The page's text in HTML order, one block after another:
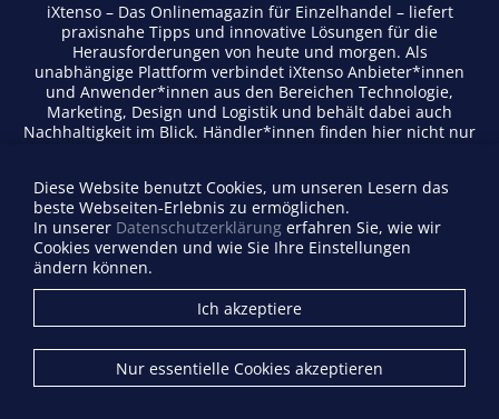
iXtenso – Das Onlinemagazin für Einzelhandel – liefert
praxisnahe Tipps und innovative Lösungen für die
Herausforderungen von heute und morgen. Als
unabhängige Plattform verbindet iXtenso Anbieter*innen
und Anwender*innen aus den Bereichen Technologie,
Marketing, Design und Logistik und behält dabei auch
Nachhaltigkeit im Blick. Händler*innen finden hier nicht nur
lebendigen Schreibstil und relevantem Content fördert das
Magazin den Austausch innerhalb der Retail-Community.
Ob digitale Trends oder praktische Alltagstipps – iXtenso
macht Wissen für den Handel zugänglich.
Firma eintragen
Mediadaten
Kontakt
Diese Website benutzt Cookies, um unseren Lesern das
beste Webseiten-Erlebnis zu ermöglichen.
In unserer Datenschutzerklärung erfahren Sie, wie wir
Cookies verwenden und wie Sie Ihre Einstellungen
ändern können.
Ich akzeptiere
Nur essentielle Cookies akzeptieren